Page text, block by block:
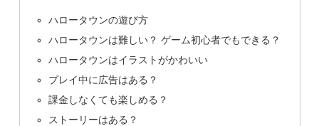
ハロータウンの遊び方
ハロータウンは難しい？ ゲーム初心者でもできる？
ハロータウンはイラストがかわいい
プレイ中に広告はある？
課金しなくても楽しめる？
ストーリーはある？